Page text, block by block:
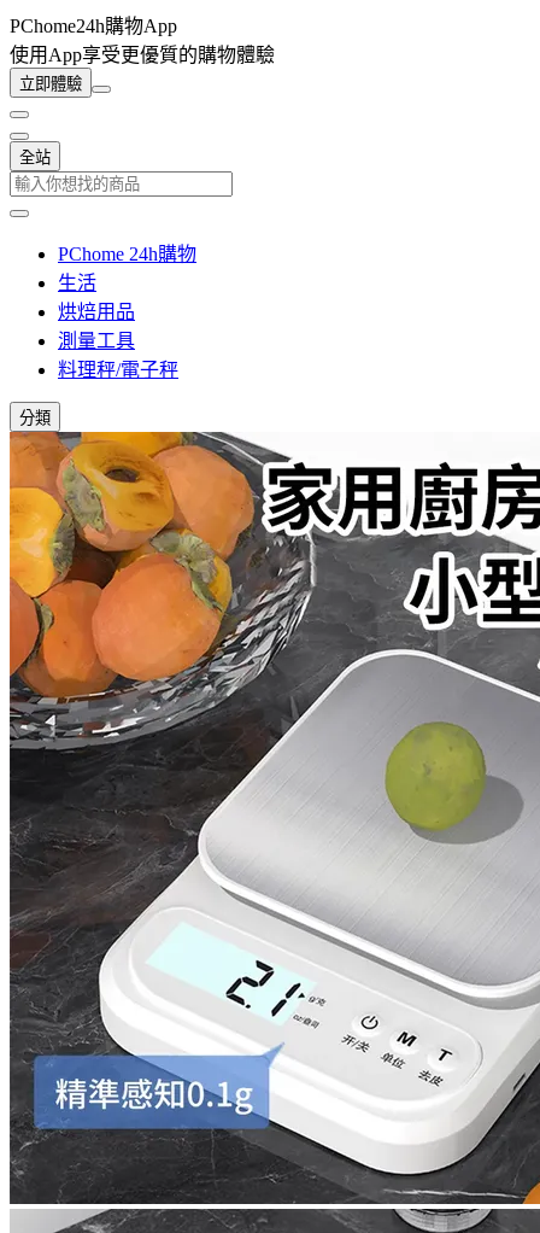
PChome24h購物App
使用App享受更優質的購物體驗
立即體驗
全站
PChome 24h購物
生活
烘焙用品
測量工具
料理秤/電子秤
分類